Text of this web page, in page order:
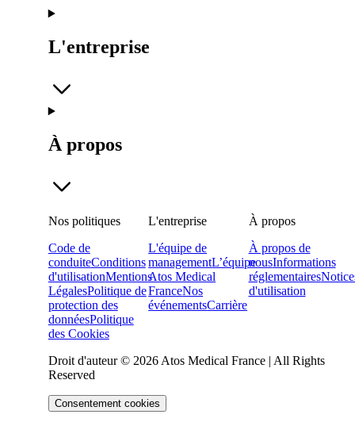
L'entreprise
À propos
Nos politiques
Code de
conduiteConditions
d'utilisationMentions
LégalesPolitique de
protection des
donnéesPolitique
des Cookies
L'entreprise
L'équipe de
managementL’équipe
Atos Medical
FranceNos
événementsCarrière
À propos
À propos de
nousInformations
réglementaires
d'utilisation
Droit d'auteur © 2026 Atos Medical France | All Rights
Reserved
Consentement cookies